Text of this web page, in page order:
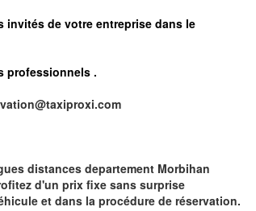
invités de votre entreprise dans le
professionnels .
distances departement Morbihan
d'un prix fixe sans surprise
et dans la procédure de réservation.